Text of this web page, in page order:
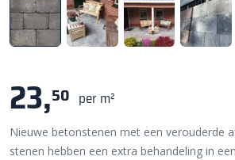
23,50 per m²
Nieuwe betonstenen met een verouderde
stenen hebben een extra behandeling in